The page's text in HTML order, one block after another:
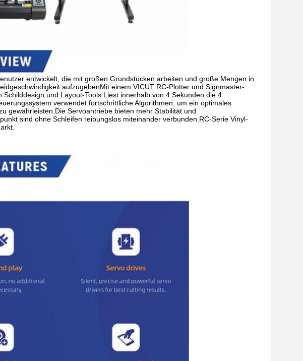
entwickelt, die mit großen Grundstücken arbeiten und große Mengen in
aufzugebenMit einem VICUT RC-Plotter und Signmaster-
und Layout-Tools.Liest innerhalb von 4 Sekunden die 4
verwendet fortschrittliche Algorithmen, um ein optimales
gewährleisten.Die Servoantriebe bieten mehr Stabilität und
sind ohne Schleifen reibungslos miteinander verbunden.RC-Serie Vinyl-